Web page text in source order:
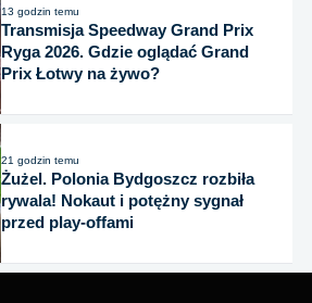
13 godzin temu
Transmisja Speedway Grand Prix
Ryga 2026. Gdzie oglądać Grand
Prix Łotwy na żywo?
21 godzin temu
Żużel. Polonia Bydgoszcz rozbiła
rywala! Nokaut i potężny sygnał
przed play-offami